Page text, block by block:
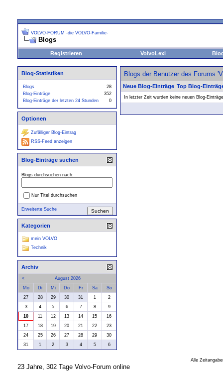
VOLVO-FORUM -die VOLVO-Familie-
Blogs
Registrieren VolvoLexi
Blogs der Benutzer des Forums
Neue Blog-Einträge Top Blog-
In letzter Zeit wurden keine neuen Blog-
Blog-Statistiken
Blogs
28
Blog-Einträge
352
Blog-Einträge der letzten 24 Stunden
0
Optionen
Zufälliger Blog-Eintrag
RSS-Feed anzeigen
Blog-Einträge suchen
Blogs durchsuchen nach:
Nur Titel durchsuchen
Erweiterte Suche
Kategorien
mein VOLVO
Technik
Archiv
<
August 2026
Mo
Di Mi Do Fr Sa
So
27
28 29 30 31 1
2
3
4 5 6 7 8
9
10
11 12 13 14 15
16
17
18 19 20 21 22
23
24
25 26 27 28 29
30
31
1 2 3 4 5 6
Alle
23 Jahre, 302 Tage Volvo-Forum online